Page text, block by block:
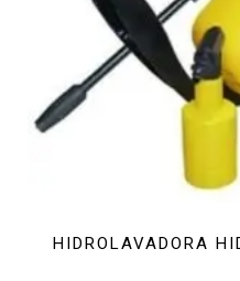
HIDROLAVADORA